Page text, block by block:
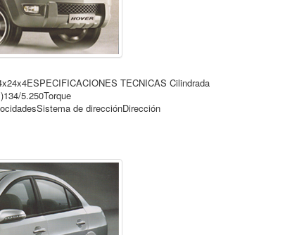
TECNICAS Cilindrada
5.250Torque
de direcciónDirección